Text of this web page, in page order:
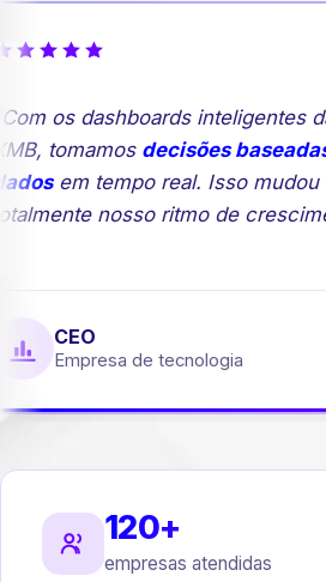
os dashboards inteligentes da
tomamosdecisões baseadas
em tempo real. Isso mudou
nosso ritmo de
CEO
Empresa de tecnologia
120+
empresas atendidas